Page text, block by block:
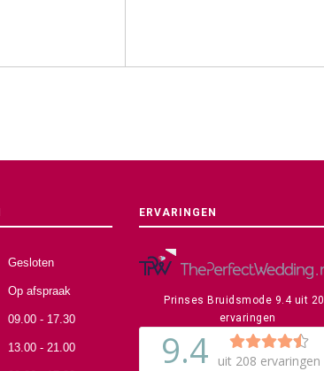
Gesloten
Op afspraak
09.00 - 17.30
13.00 - 21.00
ERVARINGEN
Prinses Bruidsmode 9.4uit
ervaringen